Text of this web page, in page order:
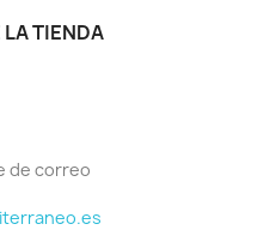
TIENDA
de correo